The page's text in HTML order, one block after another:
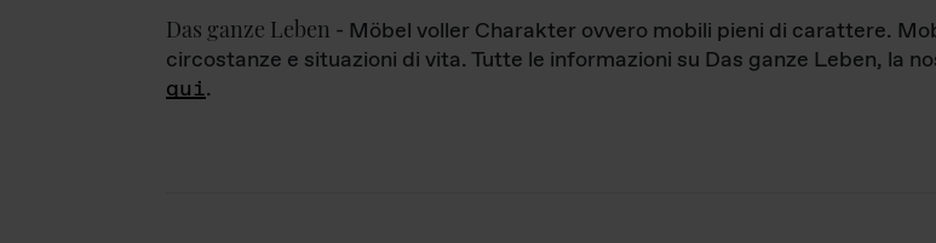
Das ganze Leben - Möbel voller Charakter ovvero mobili pieni di carattere.
circostanze e situazioni di vita. Tutte le informazioni su Das ganze Leben, la
qui.